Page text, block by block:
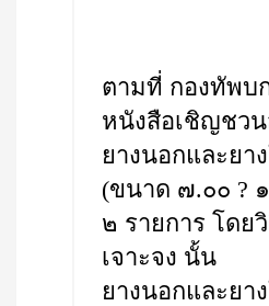
ตามที่ กองทัพบ
หนังสือเชิญชว
ยางนอกและยา
(ขนาด ๗.๐๐ ?
๒ รายการ โดย
เจาะจง นั้น
ยางนอกและยา